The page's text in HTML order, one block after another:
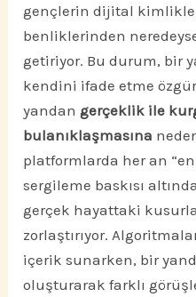
gençlerin dijital
benliklerinden
getiriyor. Bu durum, bir
kendini ifade etme
yandangerçeklik ile
bulanıklaşmasına
platformlarda her an “en
sergileme baskısı
gerçek hayattaki
zorlaştırıyor.
içerik sunarken, bir
oluşturarak farklı